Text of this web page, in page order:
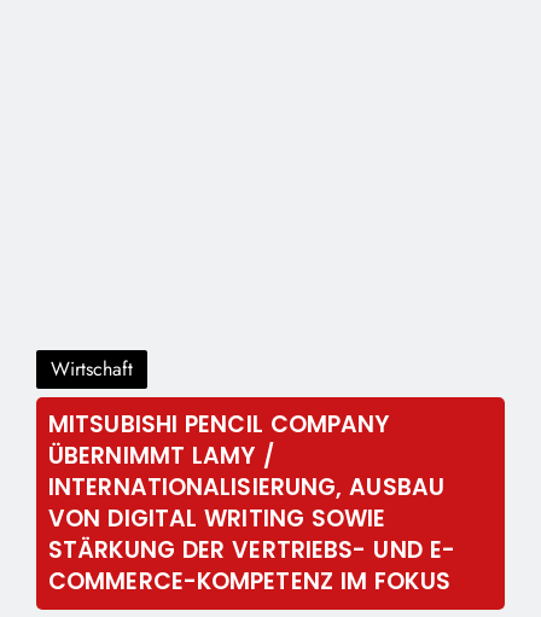
Wirtschaft
MITSUBISHI PENCIL COMPANY
ÜBERNIMMT LAMY /
INTERNATIONALISIERUNG, AUSBAU
VON DIGITAL WRITING SOWIE
STÄRKUNG DER VERTRIEBS- UND E-
COMMERCE-KOMPETENZ IM FOKUS